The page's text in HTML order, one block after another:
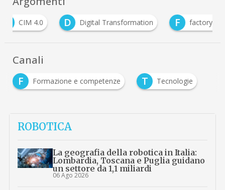
D
Digital Transformation F factory 4.0 smart
Canali
F
Formazione e competenze T Tecnologie
ROBOTICA
La geografia della robotica in Italia:
Lombardia, Toscana e Puglia guidano
un settore da 1,1 miliardi
06 Ago 2026